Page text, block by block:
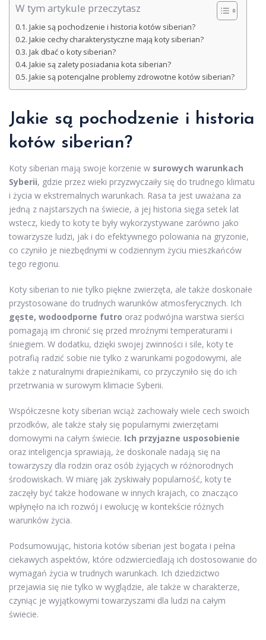
W tym artykule przeczytasz
Jakie są pochodzenie i historia kotów siberian?
Jakie cechy charakterystyczne mają koty siberian?
Jak dbać o koty siberian?
Jakie są zalety posiadania kota siberian?
Jakie są potencjalne problemy zdrowotne kotów siberian?
Jakie są pochodzenie i historia
kotów siberian?
Koty siberian mają swoje korzenie w surowych warunkach
Syberii, gdzie przez wieki przyzwyczaiły się do trudnego klimatu
i życia w ekstremalnych warunkach. Rasa ta jest uważana za
jedną z najstarszych na świecie, a jej historia sięga setek lat
wstecz, kiedy to koty te były wykorzystywane zarówno jako
towarzysze ludzi, jak i do efektywnego polowania na gryzonie,
co czyniło je niezbędnymi w codziennym życiu mieszkańców
tego regionu.
Koty siberian to nie tylko piękne zwierzęta, ale także doskonałe
przystosowane do trudnych warunków atmosferycznych. Ich
gęste, wodoodporne futro oraz podwójna warstwa sierści
pomagają im chronić się przed mroźnymi temperaturami i
śniegiem. W dodatku, dzięki swojej zwinności i sile, koty te
potrafią radzić sobie nie tylko z warunkami pogodowymi, ale
także z naturalnymi drapieżnikami, co przyczyniło się do ich
przetrwania w surowym klimacie Syberii.
Współczesne koty siberian wciąż zachowały wiele cech swoich
przodków, ale także stały się popularnymi zwierzętami
domowymi na całym świecie. Ich przyjazne usposobienie
oraz inteligencja sprawiają, że doskonale nadają się na
towarzyszy dla rodzin oraz osób żyjących w różnorodnych
środowiskach. W miarę jak zyskiwały popularność, koty te
zaczęły być także hodowane w innych krajach, co znacząco
wpłynęło na ich rozwój i ewolucję w kontekście różnych
warunków życia.
Podsumowując, historia kotów siberian jest bogata i pełna
ciekawych aspektów, które odzwierciedlają ich dostosowanie do
wymagań życia w trudnych warunkach. Ich dziedzictwo
przejawia się nie tylko w wyglądzie, ale także w charakterze,
czyniąc je wyjątkowymi towarzyszami dla ludzi na całym
świecie.